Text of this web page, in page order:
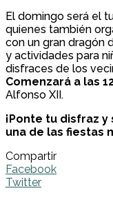
El domingo será el
quienes también
con un gran dragón
y actividades para
disfraces de los
Comenzará a las
Alfonso XII.
¡Ponte tu disfraz
una de las fiestas
Compartir
Facebook
Twitter